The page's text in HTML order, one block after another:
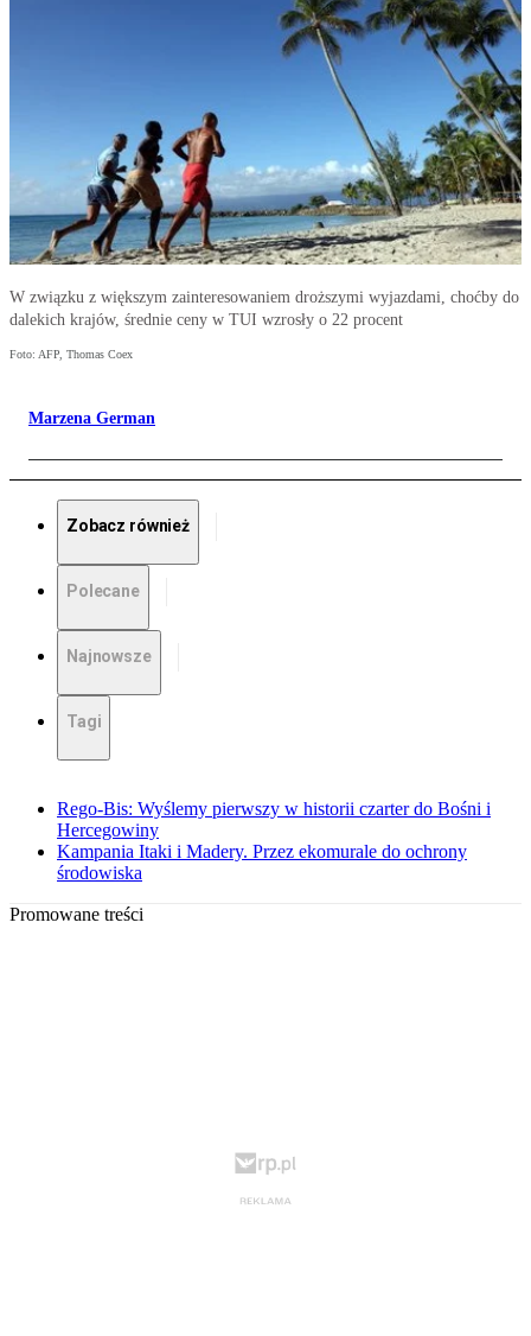
W związku z większym zainteresowaniem droższymi wyjazdami, choćby do
dalekich krajów, średnie ceny w TUI wzrosły o 22 procent
Foto: AFP, Thomas Coex
Marzena German
Zobacz również
Polecane
Najnowsze
Tagi
Rego-Bis: Wyślemy pierwszy w historii czarter do Bośni i
Hercegowiny
Kampania Itaki i Madery. Przez ekomurale do ochrony
środowiska
Promowane treści